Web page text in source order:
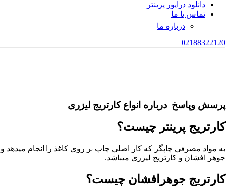
دانلود درایور پرینتر
تماس با ما
درباره ما
02188322120
پرسش وپاسخ درباره انواع کارتریج لیزری
کارتریج پرینتر چیست؟
جوهر افشان و کارتریج لیزری میباشد.
کارتریج جوهرافشان چیست؟